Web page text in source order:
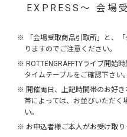
EXPRESS～ 会場
※ 「会場受取商品引取所」と、
りますのでご注意ください。
※ ROTTENGRAFFTYライブ開始
タイムテーブルをご確認下さい。
※ 開催両日、上記時間帯のお好
帯によっては、お並びいただく
い。
※ お申込者様ご本人がお受け取り